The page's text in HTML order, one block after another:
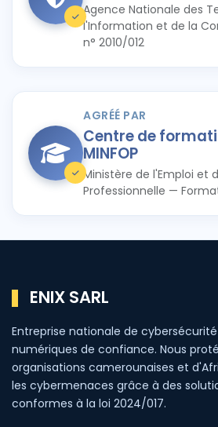
Agence Nationale des
l'Information et de la
n° 2010/012
AGRÉÉ PAR
Centre de
MINFOP
Ministère de l'Emploi et
Professionnelle —
ENIX SARL
Entreprise nationale de
numériques de confiance. Nous
organisations camerounaises et
les cybermenaces grâce à des
conformes à la loi 2024/017.